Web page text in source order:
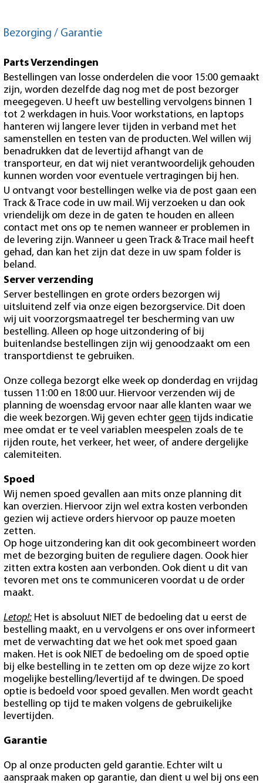
Bezorging / Garantie
Parts Verzendingen
Bestellingen van losse onderdelen die voor 15:00 gemaakt
zijn, worden dezelfde dag nog met de post bezorger
meegegeven. U heeft uw bestelling vervolgens binnen 1
tot 2 werkdagen in huis. Voor workstations, en laptops
hanteren wij langere lever tijden in verband met het
samenstellen en testen van de producten. Wel willen wij
benadrukken dat de levertijd afhangt van de
transporteur, en dat wij niet verantwoordelijk gehouden
kunnen worden voor eventuele vertragingen bij hen.
U ontvangt voor bestellingen welke via de post gaan een
Track & Trace code in uw mail. Wij verzoeken u dan ook
vriendelijk om deze in de gaten te houden en alleen
contact met ons op te nemen wanneer er problemen in
de levering zijn. Wanneer u geen Track & Trace mail heeft
gehad, dan kan het zijn dat deze in uw spam folder is
beland.
Server verzending
Server bestellingen en grote orders bezorgen wij
uitsluitend zelf via onze eigen bezorgservice. Dit doen
wij uit voorzorgsmaatregel ter bescherming van uw
bestelling. Alleen op hoge uitzondering of bij
buitenlandse bestellingen zijn wij genoodzaakt om een
transportdienst te gebruiken.
Onze collega bezorgt elke week op donderdag en vrijdag
tussen 11:00 en 18:00 uur. Hiervoor verzenden wij de
planning de woensdag ervoor naar alle klanten waar we
die week bezorgen. Wij geven echter geen tijds indicatie
mee omdat er te veel variablen meespelen zoals de te
rijden route, het verkeer, het weer, of andere dergelijke
calemiteiten.
Spoed
Wij nemen spoed gevallen aan mits onze planning dit
kan overzien. Hiervoor zijn wel extra kosten verbonden
gezien wij actieve orders hiervoor op pauze moeten
zetten.
Op hoge uitzondering kan dit ook gecombineert worden
met de bezorging buiten de reguliere dagen. Oook hier
zitten extra kosten aan verbonden. Ook dient u dit van
tevoren met ons te communiceren voordat u de order
maakt.
Letop!: Het is absoluut NIET de bedoeling dat u eerst de
bestelling maakt, en u vervolgens er ons over informeert
met de verwachting dat we het ook met spoed gaan
maken. Het is ook NIET de bedoeling om de spoed optie
bij elke bestelling in te zetten om op deze wijze zo kort
mogelijke bestelling/levertijd af te dwingen. De spoed
optie is bedoeld voor spoed gevallen. Men wordt geacht
bestelling op tijd te maken volgens de gebruikelijke
levertijden.
Garantie
Op al onze producten geld garantie. Echter wilt u
aanspraak maken op garantie, dan dient u wel bij ons een